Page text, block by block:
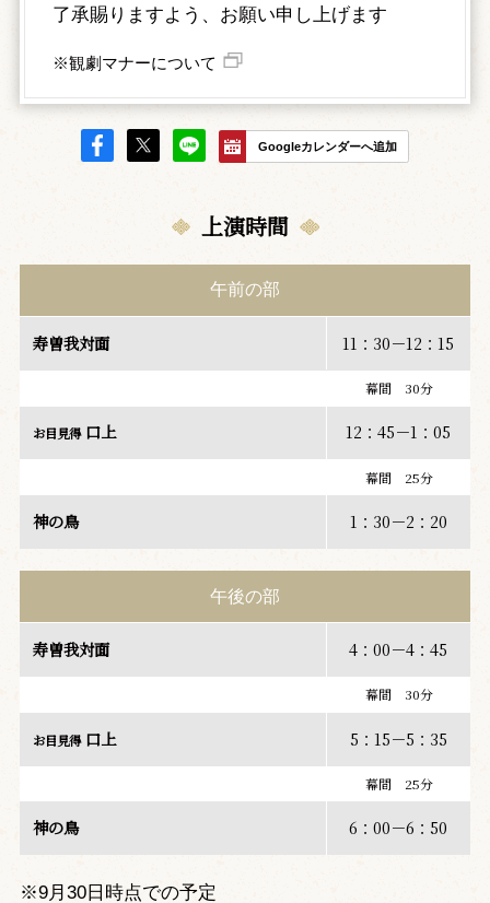
了承賜りますよう、お願い申し上げます
※観劇マナーについて
Googleカレンダーへ追加
上演時間
午前の部
寿曽我対面 11：30－12：15
幕間 30分
お目見得口上 12：45－1：05
幕間 25分
神の鳥 1：30－2：20
午後の部
寿曽我対面 4：00－4：45
幕間 30分
お目見得口上 5：15－5：35
幕間 25分
神の鳥 6：00－6：50
※9月30日時点での予定